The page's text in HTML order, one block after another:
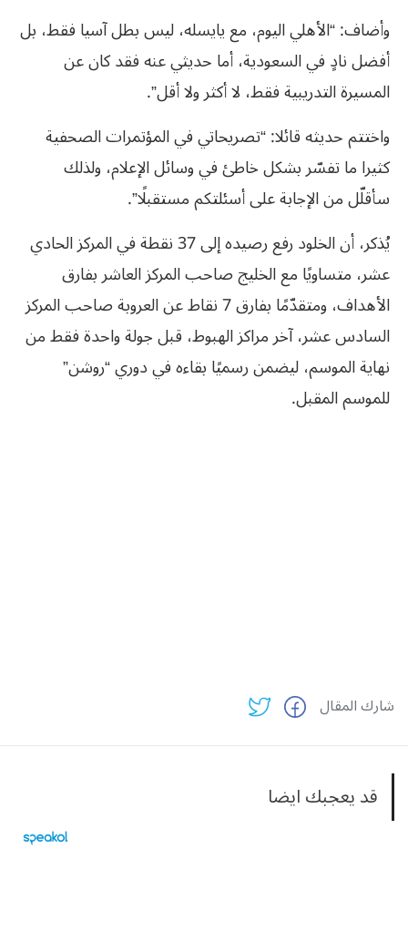
وأضاف: “الأهلي اليوم، مع يايسله، ليس بطل آسيا فقط، بل
أفضل نادٍ في السعودية، أما حديثي عنه فقد كان عن
المسيرة التدريبية فقط، لا أكثر ولا أقل”.
واختتم حديثه قائلا: “تصريحاتي في المؤتمرات الصحفية
كثيرا ما تفسّر بشكل خاطئ في وسائل الإعلام، ولذلك
سأقلّل من الإجابة على أسئلتكم مستقبلًا”.
يُذكر، أن الخلود رفع رصيده إلى 37 نقطة في المركز الحادي
عشر، متساويًا مع الخليج صاحب المركز العاشر بفارق
الأهداف، ومتقدّمًا بفارق 7 نقاط عن العروبة صاحب المركز
السادس عشر، آخر مراكز الهبوط، قبل جولة واحدة فقط من
نهاية الموسم، ليضمن رسميًا بقاءه في دوري “روشن”
للموسم المقبل.
شارك المقال
قد يعجبك ايضا